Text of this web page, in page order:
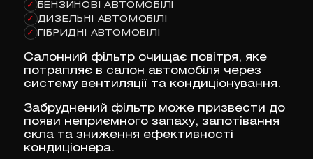
✓ БЕНЗИНОВІ АВТОМОБІЛІ
✓ ДИЗЕЛЬНІ АВТОМОБІЛІ
✓ ГІБРИДНІ АВТОМОБІЛІ
Салонний фільтр очищає повітря, яке
потрапляє в салон автомобіля через
систему вентиляції та кондиціонування.
Забруднений фільтр може призвести до
появи неприємного запаху, запотівання
скла та зниження ефективності
кондиціонера.